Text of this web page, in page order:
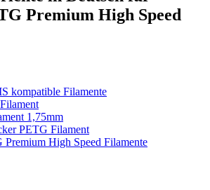
Premium High Speed
kompatible Filamente
1,75mm
PETG Filament
Premium High Speed Filamente